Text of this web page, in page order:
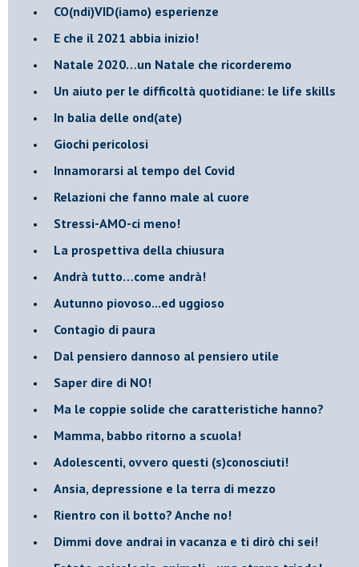
CO(ndi)VID(iamo) esperienze
​E che il 2021 abbia inizio!
​Natale 2020…un Natale che ricorderemo
Un aiuto per le difficoltà quotidiane: le life skills
​In balia delle ond(ate)
Giochi pericolosi
Innamorarsi al tempo del Covid
​Relazioni che fanno male al cuore
​Stressi-AMO-ci meno!
​La prospettiva della chiusura
​Andrà tutto…come andrà!
Autunno piovoso...ed uggioso
​Contagio di paura
​Dal pensiero dannoso al pensiero utile
​Saper dire di NO!
​Ma le coppie solide che caratteristiche hanno?
​Mamma, babbo ritorno a scuola!
Adolescenti, ovvero questi (s)conosciuti!
Ansia, depressione e la terra di mezzo
​Rientro con il botto? Anche no!
Dimmi dove andrai in vacanza e ti dirò chi sei!